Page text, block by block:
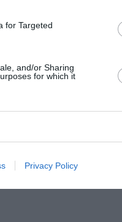
for Targeted
and/or Sharing
for which it
Privacy Policy